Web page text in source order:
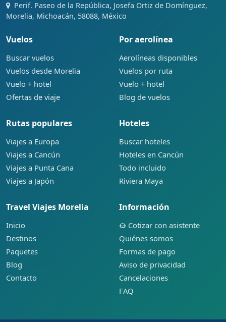
Perif. Paseo de la República, Josefa Ortiz de Domínguez,
Morelia, Michoacán, 58088, México
Vuelos
Buscar vuelos
Vuelos desde Morelia
Vuelo + hotel
Ofertas de viaje
Por aerolínea
Aerolíneas disponibles
Vuelos por ruta
Vuelo + hotel
Blog de vuelos
Rutas populares
Viajes a Europa
Viajes a Cancún
Viajes a Punta Cana
Viajes a Japón
Hoteles
Buscar hoteles
Hoteles en Cancún
Todo incluido
Riviera Maya
Travel Viajes Morelia
Inicio
Destinos
Paquetes
Blog
Contacto
Información
Cotizar con asistente
Quiénes somos
Formas de pago
Aviso de privacidad
Cancelaciones
FAQ